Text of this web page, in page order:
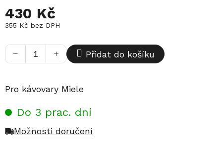
430 Kč
355 Kč bez DPH
cena:
+
− Přidat do košíku
Pro kávovary Miele
Do 3 prac. dní
Možnosti doručení